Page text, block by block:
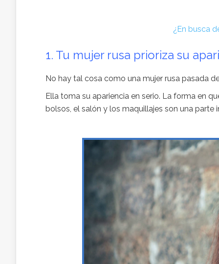
¿En busca
1. Tu mujer rusa prioriza su
No hay tal cosa como una mujer rusa pasada
Ella toma su apariencia en serio. La forma en
bolsos, el salón y los maquillajes son una parte